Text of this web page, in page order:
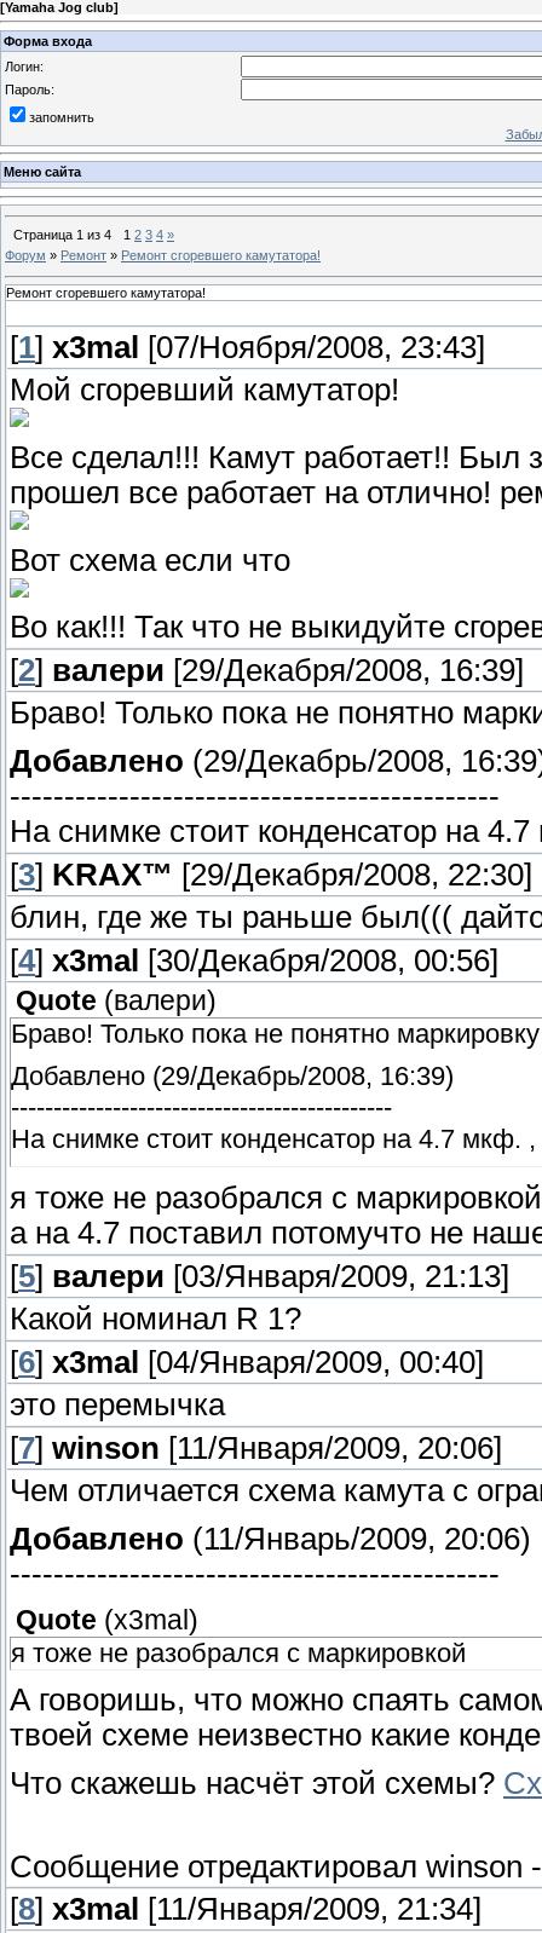
[Yamaha Jog club]
Форма входа
Логин:
Пароль:
запомнить
Меню сайта
Страница 1 из 4 1 2 3 4 »
Форум » Ремонт » Ремонт сгоревшего камутатора!
Ремонт сгоревшего камутатора!
[1] x3mal
[07/Ноября/2008, 23:43]
Мой сгоревший камутатор!
Все сделал!!! Камут работает!! Был
прошел все работает на отлично!
Вот схема если что
Во как!!! Так что не выкидуйте
[2] валери [29/Декабря/2008, 16:39]
Браво! Только пока не понятно
Добавлено (29/Декабрь/2008,
---------------------------------------------
На снимке стоит конденсатор на
[3] KRAX™ [29/Декабря/2008, 22:30]
блин, где же ты раньше был(((
[4] x3mal [30/Декабря/2008, 00:56]
Quote (валери)
Браво! Только пока не понятно
Добавлено (29/Декабрь/2008, 16:39)
---------------------------------------------
На снимке стоит конденсатор на 4.7 мкф.
я тоже не разобрался с маркировкой
а на 4.7 поставил потомучто не
[5] валери [03/Января/2009, 21:13]
Какой номинал R 1?
[6] x3mal
[04/Января/2009, 00:40]
это перемычка
[7] winson [11/Января/2009, 20:06]
Чем отличается схема камута с
Добавлено (11/Январь/2009, 20:06)
---------------------------------------------
Quote (x3mal )
я тоже не разобрался с маркировкой
А говоришь, что можно спаять
твоей схеме неизвестно какие
Что скажешь насчёт этой схемы?
Сообщение отредактировал winson
[8] x3mal
[11/Января/2009, 21:34]